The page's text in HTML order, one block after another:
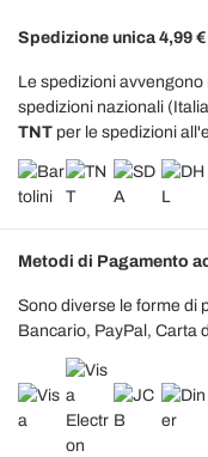
Spedizione unica 4,99 €
Le spedizioni
spedizioni nazionali
TNT per le spedizioni
Metodi di Pagamento
Sono diverse le forme di
Bancario, PayPal, Carta